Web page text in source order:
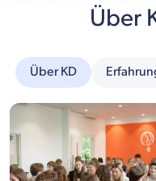
Über
Über KD